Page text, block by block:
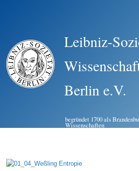
Leibniz-
Berlin e.V.
begründet 1700 als
Wissenschaften